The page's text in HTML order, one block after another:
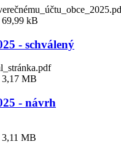
kB
- schválený
MB
- návrh
MB